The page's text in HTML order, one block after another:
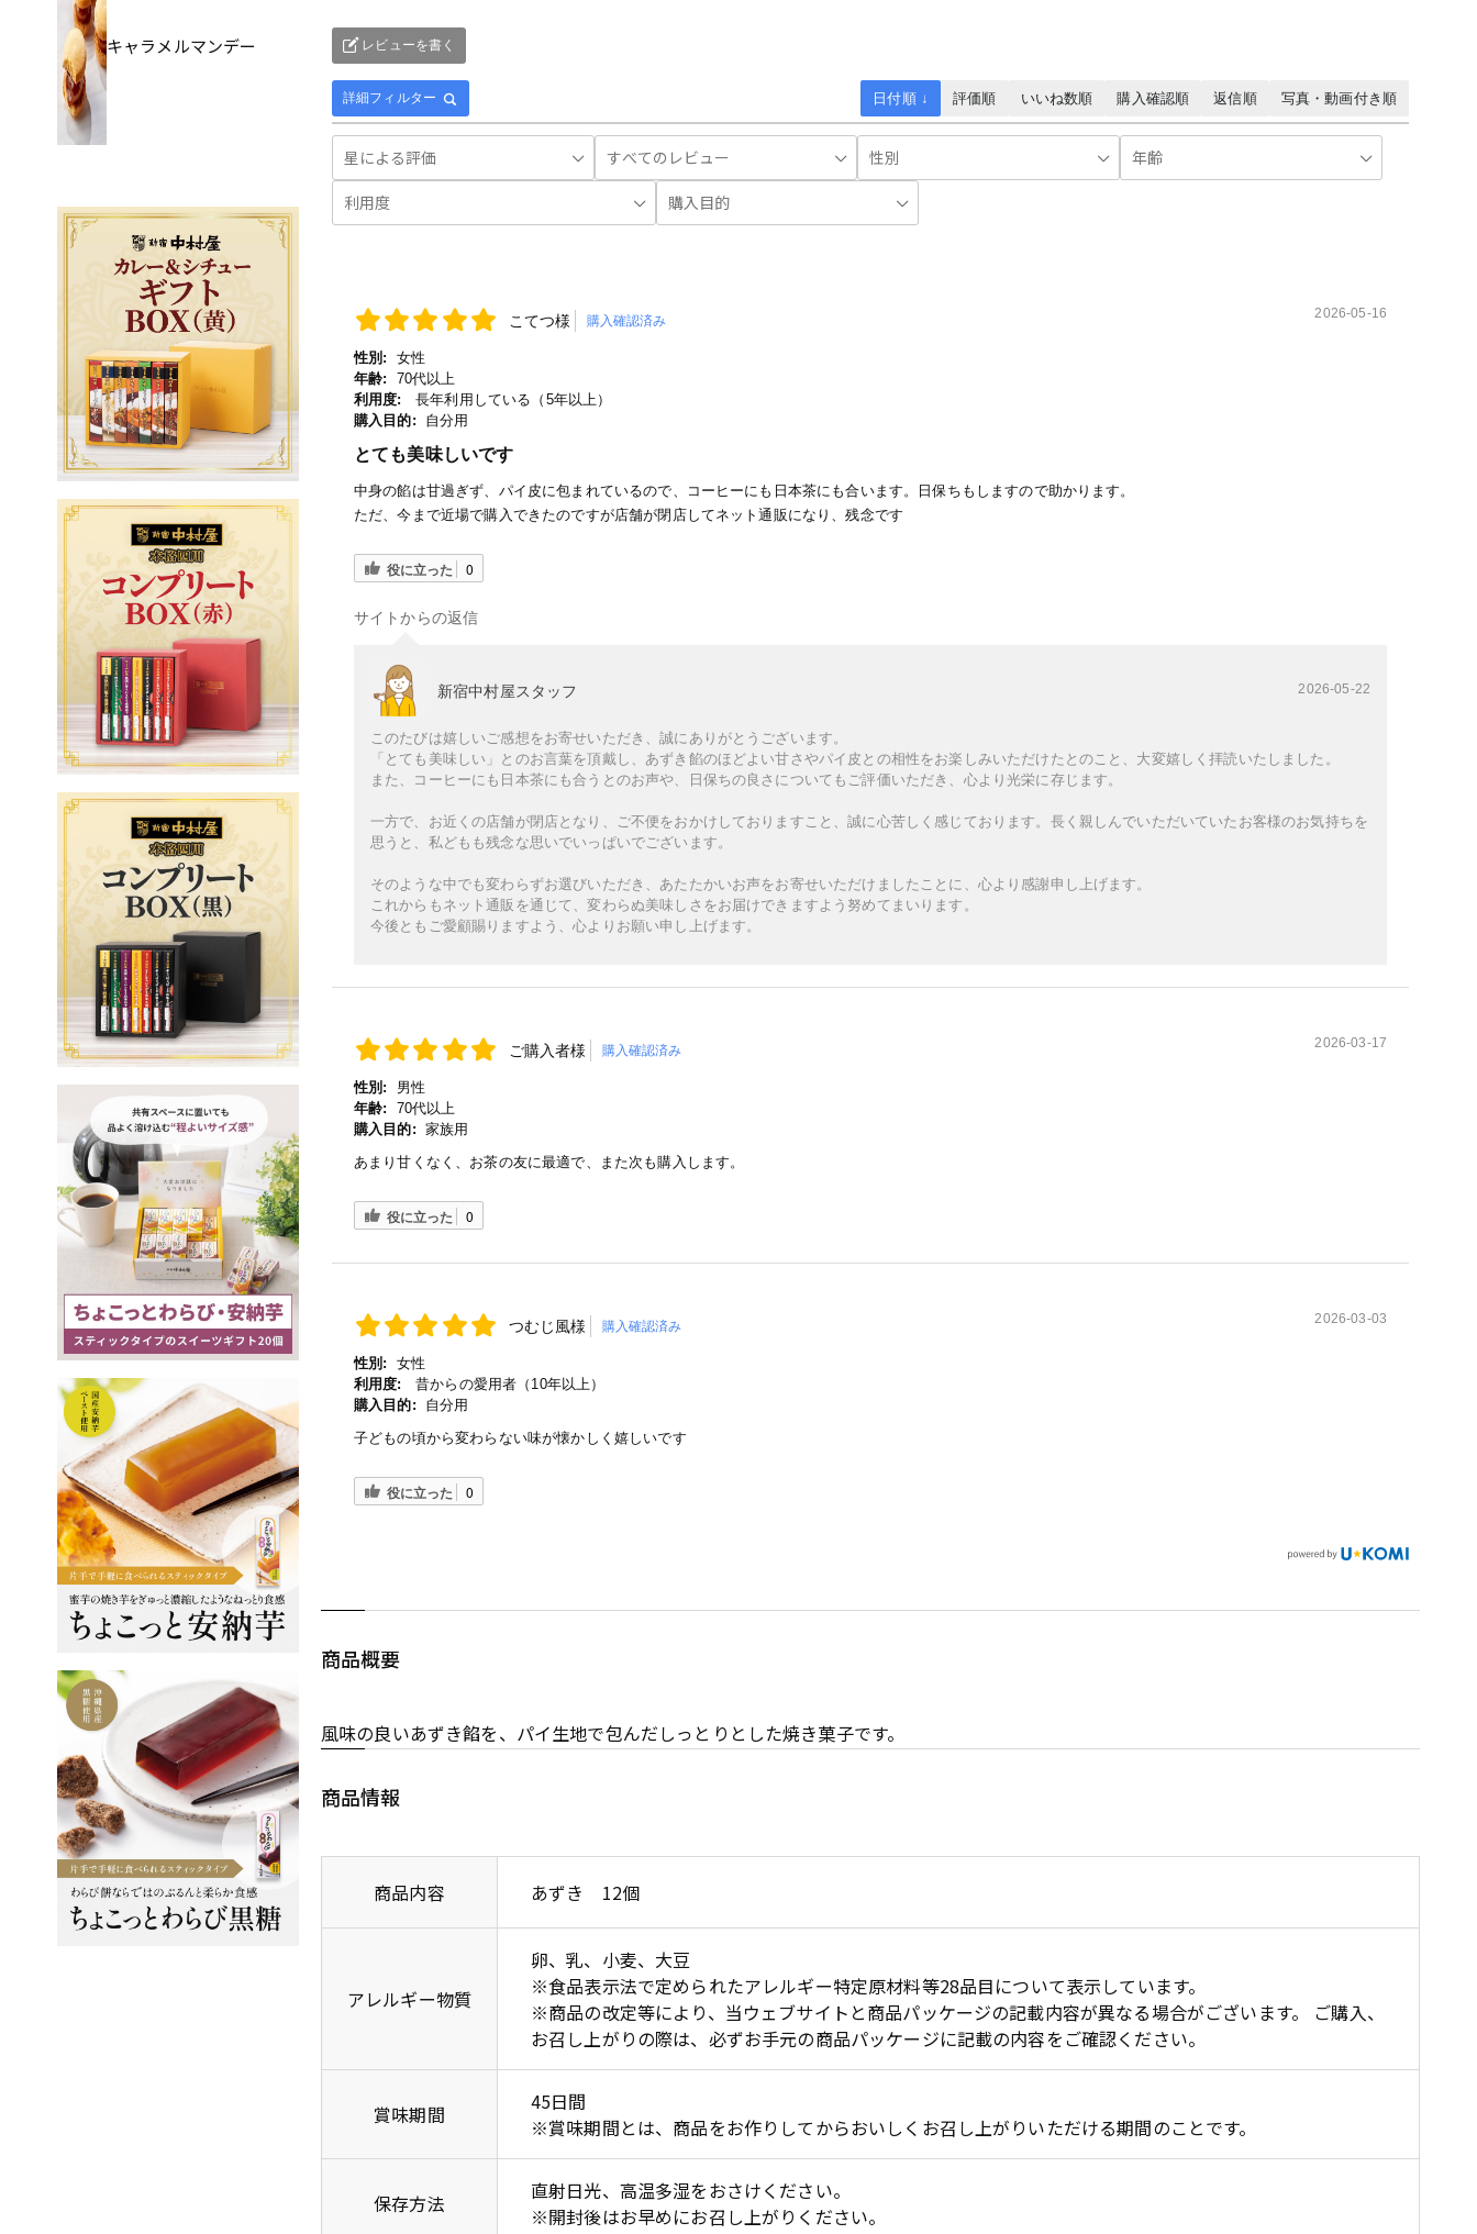
キャラメルマンデー レビューを書く
詳細フィルター 日付順 ↓ 評価順 いいね数順 購入確認順 返信順 写真・動画付き順
こてつ様 購入確認済み 2026-05-16
性別:
女性
年齢:
70代以上
利用度:
長年利用している（5年以上）
購入目的:
自分用
とても美味しいです
中身の餡は甘過ぎず、パイ皮に包まれているので、コーヒーにも日本茶にも合います。日保ちもしますので助かります。
ただ、今まで近場で購入できたのですが店舗が閉店してネット通販になり、残念です
役に立った 0
サイトからの返信
新宿中村屋スタッフ 2026-05-22
このたびは嬉しいご感想をお寄せいただき、誠にありがとうございます。
「とても美味しい」とのお言葉を頂戴し、あずき餡のほどよい甘さやパイ皮との相性をお楽しみいただけたとのこと、大変嬉しく拝読いたしました。
また、コーヒーにも日本茶にも合うとのお声や、日保ちの良さについてもご評価いただき、心より光栄に存じます。
一方で、お近くの店舗が閉店となり、ご不便をおかけしておりますこと、誠に心苦しく感じております。長く親しんでいただいていたお客様のお気持ちを
思うと、私どもも残念な思いでいっぱいでございます。
そのような中でも変わらずお選びいただき、あたたかいお声をお寄せいただけましたことに、心より感謝申し上げます。
これからもネット通販を通じて、変わらぬ美味しさをお届けできますよう努めてまいります。
今後ともご愛顧賜りますよう、心よりお願い申し上げます。
ご購入者様 購入確認済み 2026-03-17
性別:
男性
年齢:
70代以上
購入目的: 家族用
あまり甘くなく、お茶の友に最適で、また次も購入します。
役に立った 0
つむじ風様 購入確認済み 2026-03-03
性別:
女性
利用度:
昔からの愛用者（10年以上）
購入目的:
自分用
子どもの頃から変わらない味が懐かしく嬉しいです
役に立った 0
商品概要
風味の良いあずき餡を、パイ生地で包んだしっとりとした焼き菓子です。
商品情報
商品内容 あずき 12個
アレルギー物質
卵、乳、小麦、大豆
※食品表示法で定められたアレルギー特定原材料等28品目について表示しています。
※商品の改定等により、当ウェブサイトと商品パッケージの記載内容が異なる場合がございます。 ご購入、
お召し上がりの際は、必ずお手元の商品パッケージに記載の内容をご確認ください。
賞味期間
45日間
※賞味期間とは、商品をお作りしてからおいしくお召し上がりいただける期間のことです。
保存方法
直射日光、高温多湿をおさけください。
※開封後はお早めにお召し上がりください。